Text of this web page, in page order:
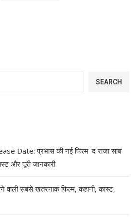
SEARCH
Date: प्रभास की नई फिल्म ‘द राजा साब’
और पूरी जानकारी
सबसे खतरनाक फिल्म, कहानी, कास्ट,